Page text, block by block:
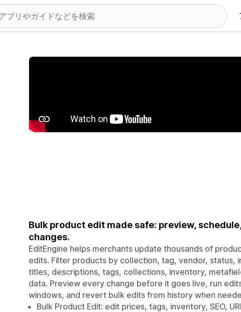
特集の画像ギャラリー
Bulk product edit made safe: preview,
changes.
EditEngine helps merchants update thousands of
edits. Filter products by collection, tag, vendor, status,
titles, descriptions, tags, collections, inventory,
data. Preview every change before it goes live, run
windows, and revert bulk edits from history when
Bulk Product Edit: edit prices, tags, inventory, SEO,